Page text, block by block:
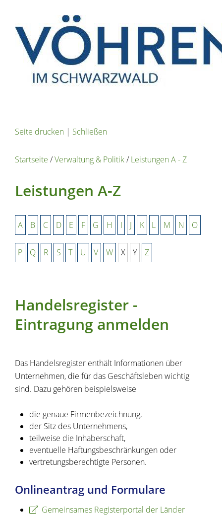
Seite drucken | Schließen
Startseite /Verwaltung & Politik/Leistungen A - Z
Leistungen A-Z
A B C D E F G H I J K L M N O
P Q R S T U V W X Y Z
Handelsregister -
Eintragung anmelden
Das Handelsregister enthält Informationen über
Unternehmen, die für das Geschäftsleben wichtig
sind. Dazu gehören beispielsweise
die genaue Firmenbezeichnung,
der Sitz des Unternehmens,
teilweise die Inhaberschaft,
eventuelle Haftungsbeschränkungen oder
vertretungsberechtigte Personen.
Onlineantrag und Formulare
Gemeinsames Registerportal der Länder